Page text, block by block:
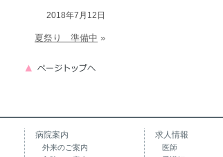
2018年7月12日
夏祭り 準備中 »
病院案内
外来のご案内
求人情報
医師